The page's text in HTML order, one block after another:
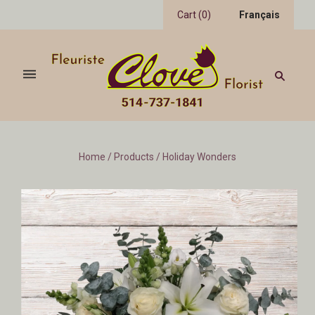
Cart(0) Français
Home / Products / Holiday Wonders